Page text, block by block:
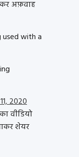
कर अफ़वाह
used with a
2020
वीडियो
शेयर